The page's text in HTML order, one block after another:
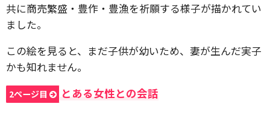
共に商売繁盛・豊作・豊漁を祈願する様子が描かれてい
ました。
この絵を見ると、まだ子供が幼いため、妻が生んだ実子
かも知れません。
2ページ目 とある女性との会話